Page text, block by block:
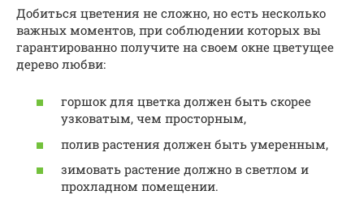
Добиться цветения не сложно, но есть несколько
важных моментов, при соблюдении которых вы
гарантированно получите на своем окне цветущее
дерево любви:
горшок для цветка должен быть скорее
узковатым, чем просторным,
полив растения должен быть умеренным,
зимовать растение должно в светлом и
прохладном помещении.